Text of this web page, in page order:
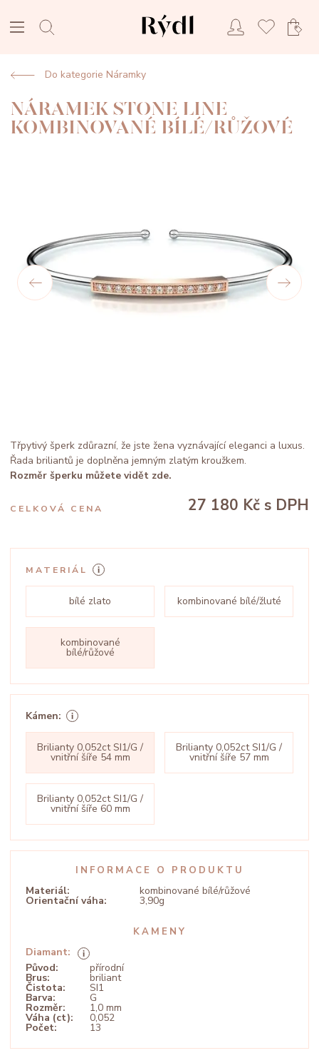
Do kategorie Náramky
NÁRAMEK STONE LINE
KOMBINOVANÉ BÍLÉ/RŮŽOVÉ
Třpytivý šperk zdůrazní, že jste žena vyznávající eleganci a luxus.
Řada briliantů je doplněna jemným zlatým kroužkem.
Rozměr šperku můžete vidět zde.
CELKOVÁ CENA 27 180 Kč s DPH
MATERIÁL
bílé zlato kombinované bílé/žluté
kombinované
bílé/růžové
Kámen:
Brilianty 0,052ct SI1/G /
vnitřní šíře 54 mm
Brilianty 0,052ct SI1/G /
vnitřní šíře 57 mm
Brilianty 0,052ct SI1/G /
vnitřní šíře 60 mm
INFORMACE O PRODUKTU
Materiál: kombinované bílé/růžové
Orientační váha: 3,90g
KAMENY
Diamant:
Původ:
přírodní
Brus: briliant
Čistota: SI1
Barva: G
Rozměr: 1,0 mm
Váha (ct): 0,052
Počet: 13